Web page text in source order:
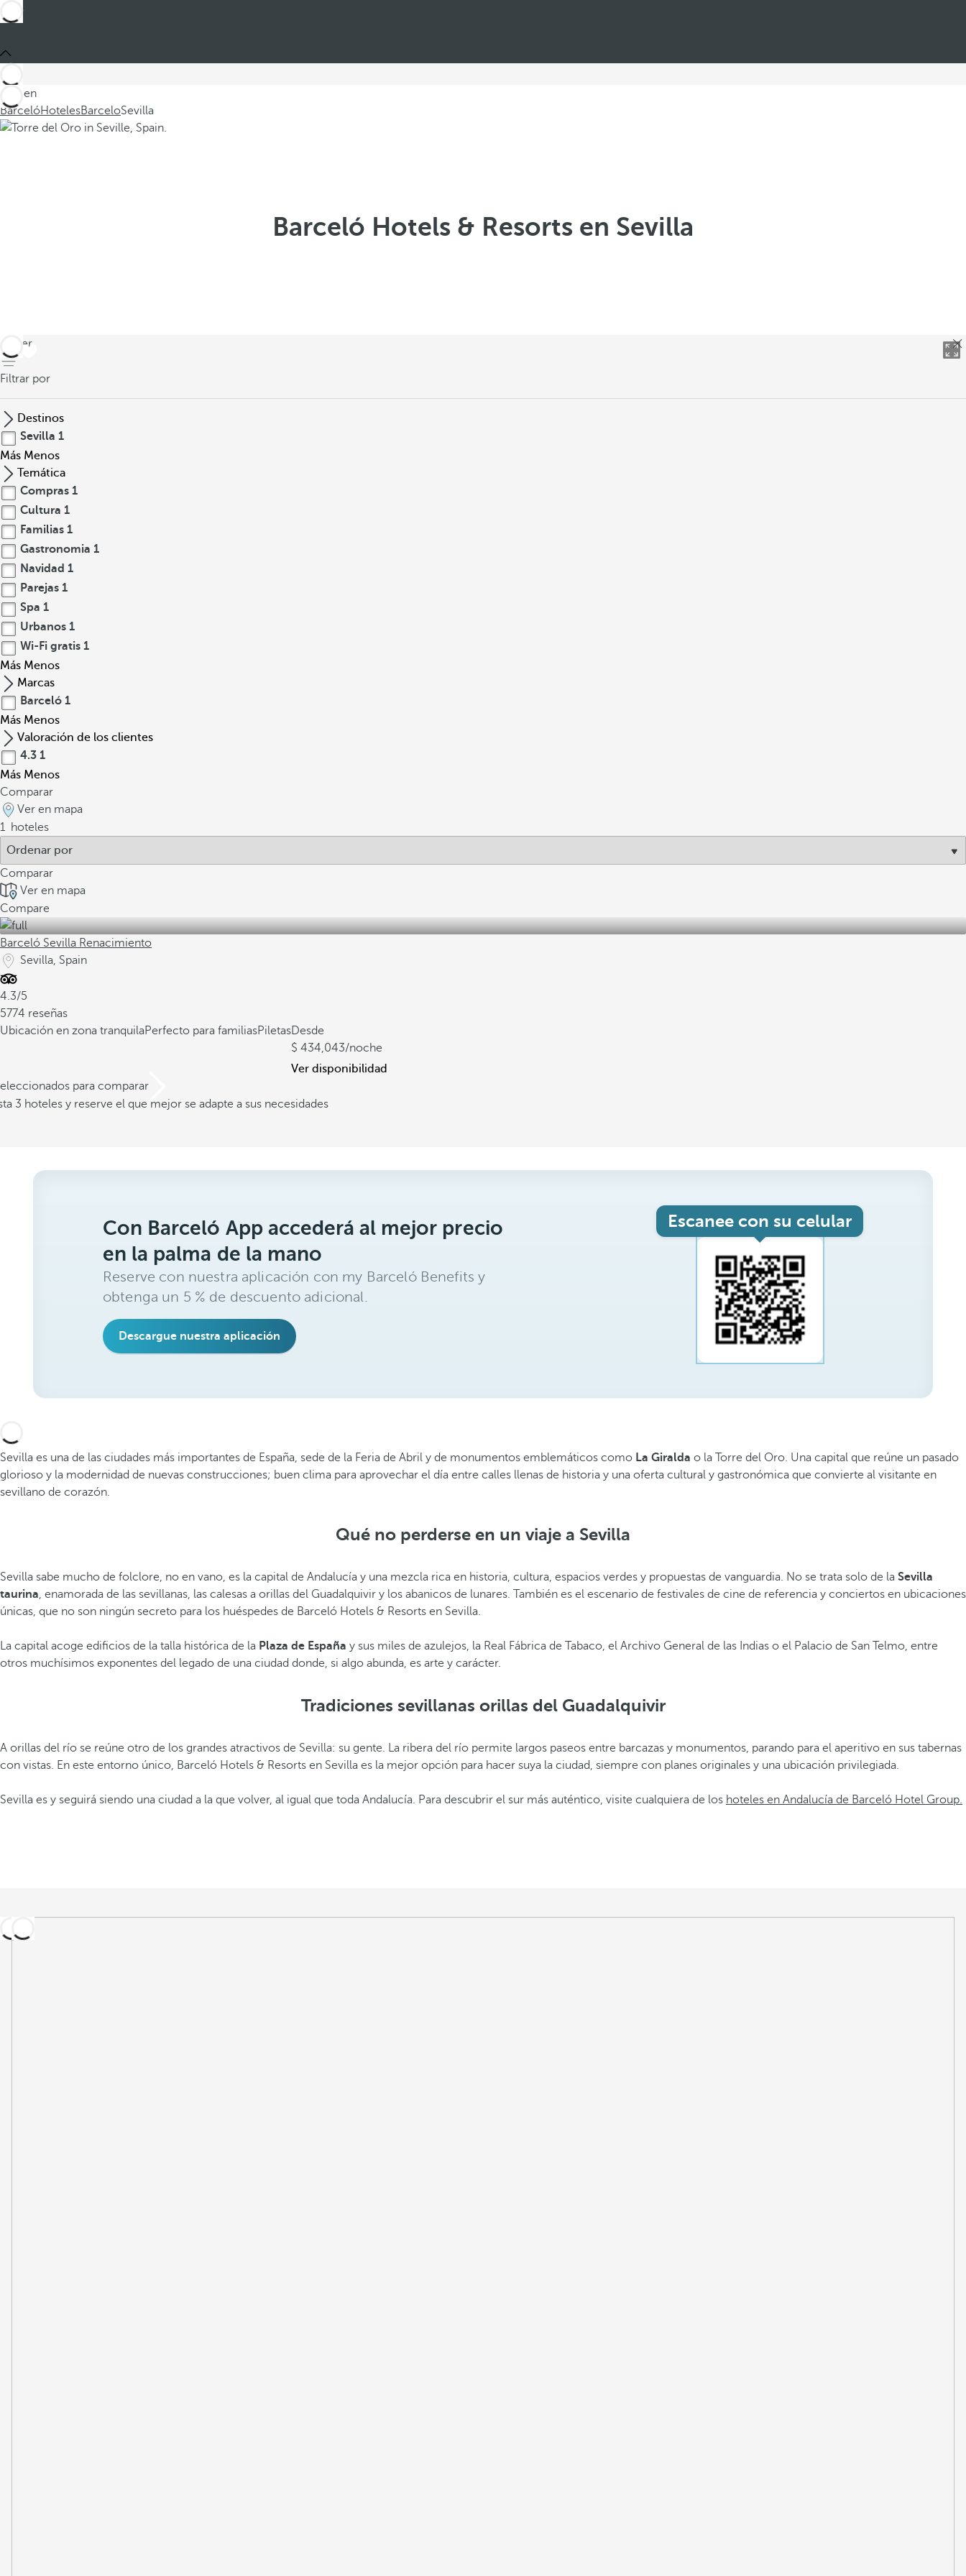
Está en
BarcelóHotelesBarceloSevilla
Barceló Hotels & Resorts en Sevilla
volver
Filtrar por
Destinos
Sevilla 1
Más Menos
Temática
Compras 1
Cultura 1
Familias 1
Gastronomia 1
Navidad 1
Parejas 1
Spa 1
Urbanos 1
Wi-Fi gratis 1
Más Menos
Marcas
Barceló 1
Más Menos
Valoración de los clientes
4.3 1
Más Menos
Comparar
Ver en mapa
1 hoteles
Comparar
Ver en mapa
Compare
Barceló Sevilla Renacimiento
Sevilla, Spain
4.3/5
5774 reseñas
Ubicación en zona tranquilaPerfecto para familiasPiletasDesde
434,043/noche
Ver disponibilidad
para comparar
3 hoteles y reserve el que mejor se adapte a sus necesidades
Con Barceló App accederá al mejor precio
en la palma de la mano
Reserve con nuestra aplicación con my Barceló Benefits y
obtenga un 5 % de descuento adicional.
Descargue nuestra aplicación
Escanee con su celular
Sevilla es una de las ciudades más importantes de España, sede de la Feria de Abril y de monumentos emblemáticos como La Giralda o la Torre del Oro. Una capital que reúne un pasado
glorioso y la modernidad de nuevas construcciones; buen clima para aprovechar el día entre calles llenas de historia y una oferta cultural y gastronómica que convierte al visitante en
sevillano de corazón.
Qué no perderse en un viaje a Sevilla
Sevilla sabe mucho de folclore, no en vano, es la capital de Andalucía y una mezcla rica en historia, cultura, espacios verdes y propuestas de vanguardia. No se trata solo de la Sevilla
taurina, enamorada de las sevillanas, las calesas a orillas del Guadalquivir y los abanicos de lunares. También es el escenario de festivales de cine de referencia y conciertos en ubicaciones
únicas, que no son ningún secreto para los huéspedes de Barceló Hotels & Resorts en Sevilla.
La capital acoge edificios de la talla histórica de la Plaza de España y sus miles de azulejos, la Real Fábrica de Tabaco, el Archivo General de las Indias o el Palacio de San Telmo, entre
otros muchísimos exponentes del legado de una ciudad donde, si algo abunda, es arte y carácter.
Tradiciones sevillanas orillas del Guadalquivir
A orillas del río se reúne otro de los grandes atractivos de Sevilla: su gente. La ribera del río permite largos paseos entre barcazas y monumentos, parando para el aperitivo en sus tabernas
con vistas. En este entorno único, Barceló Hotels & Resorts en Sevilla es la mejor opción para hacer suya la ciudad, siempre con planes originales y una ubicación privilegiada.
Sevilla es y seguirá siendo una ciudad a la que volver, al igual que toda Andalucía. Para descubrir el sur más auténtico, visite cualquiera de los hoteles en Andalucía de Barceló Hotel Group.